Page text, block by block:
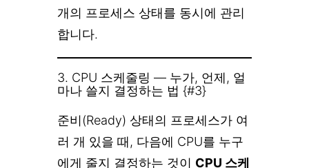
개의 프로세스 상태를 동시에 관리
합니다.
3. CPU 스케줄링 — 누가, 언제, 얼
마나 쓸지 결정하는 법 {#3}
준비(Ready) 상태의 프로세스가 여
러 개 있을 때, 다음에 CPU를 누구
에게 줄지 결정하는 것이 CPU 스케